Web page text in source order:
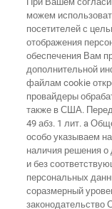
Домашняя
страница
Общие
условия
ведения
бизнеса
можем
посетителей с
отображения
обеспечения Вам
дополнительной
файлам cookie
провайдеры
также в США.
49 абз. 1 лит. a
особо указываем
наличия решения о
и без
персональных
соразмерный